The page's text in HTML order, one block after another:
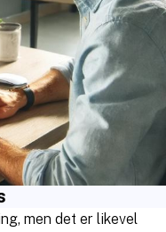
men det er likevel